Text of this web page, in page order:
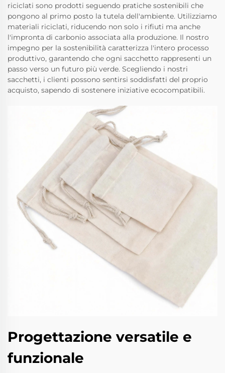
riciclati sono prodotti seguendo pratiche sostenibili che
pongono al primo posto la tutela dell'ambiente. Utilizziamo
materiali riciclati, riducendo non solo i rifiuti ma anche
l'impronta di carbonio associata alla produzione. Il nostro
impegno per la sostenibilità caratterizza l'intero processo
produttivo, garantendo che ogni sacchetto rappresenti un
passo verso un futuro più verde. Scegliendo i nostri
sacchetti, i clienti possono sentirsi soddisfatti del proprio
acquisto, sapendo di sostenere iniziative ecocompatibili.
Progettazione versatile e
funzionale